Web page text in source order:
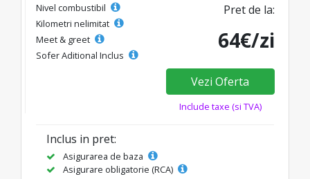
Nivel combustibil
Kilometri nelimitat
Meet & greet
Sofer Aditional Inclus
Pret de la:
64€/zi
Vezi Oferta
Include taxe (si TVA)
Inclus in pret:
Asigurarea de baza
Asigurare obligatorie (RCA)